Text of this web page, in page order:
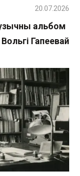
альбом
Гапеевай
20.07.2026